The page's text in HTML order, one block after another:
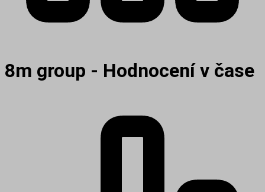
8m group - Hodnocení v čase